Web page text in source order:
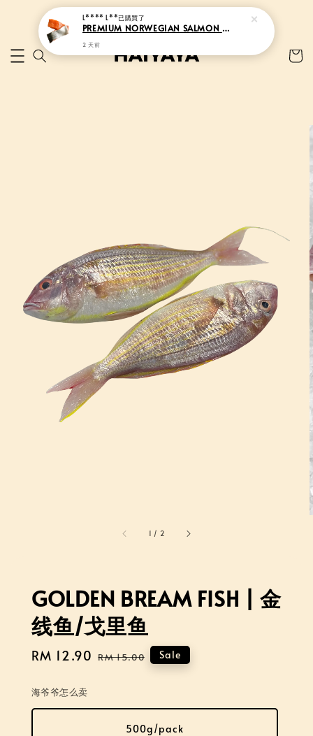
1 / 2
GOLDEN BREAM FISH | 金
线鱼/戈里鱼
Sale
RM 12.90 Regular
RM 15.00 Sale
海爷爷怎么卖
500g/pack
L**** L**已購買了
PREMIUM NORWEGIAN SALMON TROUT | 挪威上等三文鱼片
2 天前